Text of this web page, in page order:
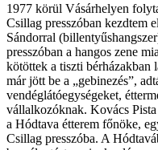
1977 körül Vásárhelyen
Csillag presszóban kezdtem
Sándorral
presszóban a hangos zene
kötöttek a tiszti bérházakban
már jött be a „gebinezés”,
vendéglátóegységeket,
vállalkozóknak. Kovács
a Hódtava étterem főnöke,
Csillag presszóba. A